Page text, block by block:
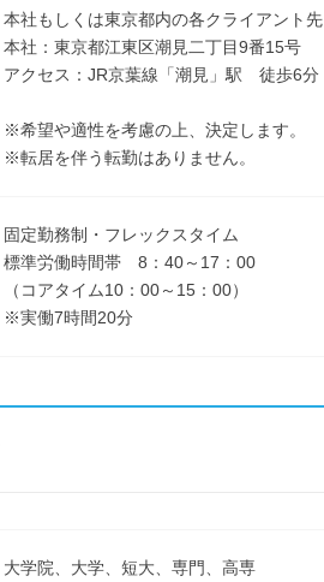
本社もしくは東京都内の各クライアント先
本社：東京都江東区潮見二丁目9番15号
アクセス：JR京葉線「潮見」駅 徒歩6分
※希望や適性を考慮の上、決定します。
※転居を伴う転勤はありません。
固定勤務制・フレックスタイム
標準労働時間帯 8：40～17：00
（コアタイム10：00～15：00）
※実働7時間20分
大学院、大学、短大、専門、高専